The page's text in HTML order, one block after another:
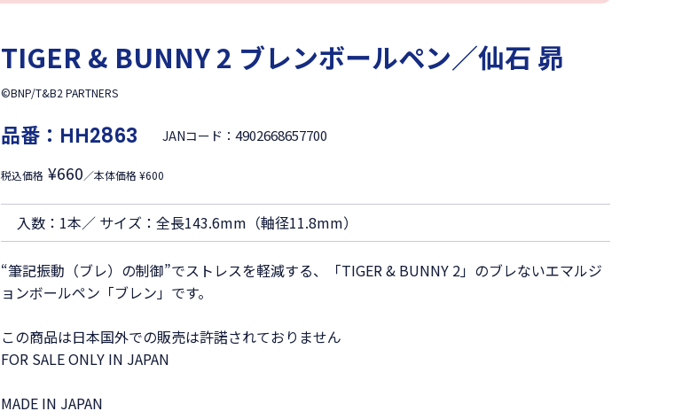
TIGER & BUNNY 2 ブレンボールペン／仙石 昴
©BNP/T&B2 PARTNERS
品番： HH2863 JANコード：4902668657700
税込価格 ¥660／本体価格 ¥600
入数：1本／ サイズ：全長143.6mm（軸径11.8mm）
“筆記振動（ブレ）の制御”でストレスを軽減する、「TIGER & BUNNY 2」のブレないエマルジ
ョンボールペン「ブレン」です。
この商品は日本国外での販売は許諾されておりません
FOR SALE ONLY IN JAPAN
MADE IN JAPAN